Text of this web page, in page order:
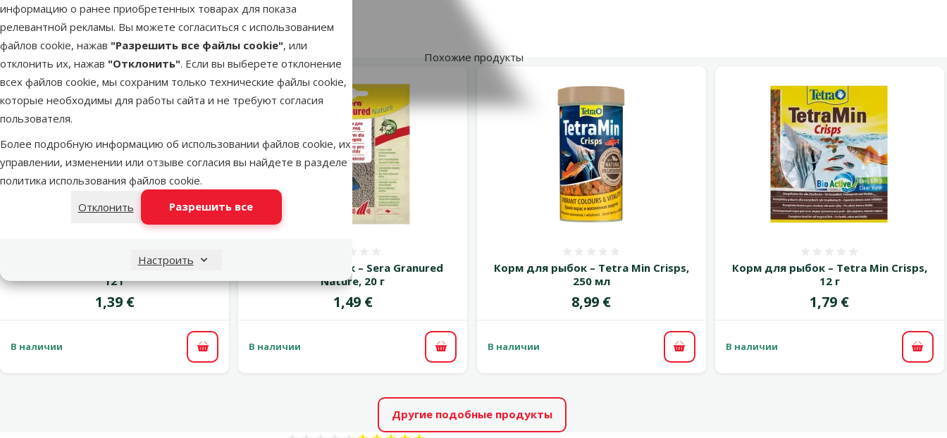
информацию о ранее приобретенных товарах для показа
релевантной рекламы. Вы можете согласиться с использованием
файлов cookie, нажав "Разрешить все файлы cookie", или
отклонить их, нажав "Отклонить". Если вы выберете отклонение
всех файлов cookie, мы сохраним только технические файлы cookie,
которые необходимы для работы сайта и не требуют согласия
пользователя.
Более подробную информацию об использовании файлов cookie, их
управлении, изменении или отзыве согласия вы найдете в разделе
политика использования файлов cookie.
Отклонить
Разрешить все
Настроить
Номер в каталоге
EAN
4004218149397
Похожие продукты
Корм для рыбок – Tetra Min flakes,
12 г
Оценка 0%
Цена
1,39 €
В наличии В корзину
Корм для рыбок – Sera Granured
Nature, 20 г
Цена
1,49 €
В наличии В корзину
Корм для рыбок – Tetra Min Crisps,
250 мл
Цена
8,99 €
В наличии В корзину
Корм для рыбок – Tetra Min Crisps,
12 г
Цена
1,79 €
В наличии В
Другие подобные продукты